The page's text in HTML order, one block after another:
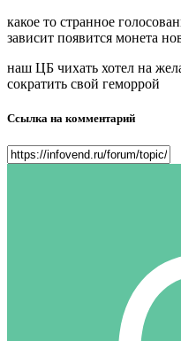
какое то странное
зависит появится монета
наш ЦБ чихать хотел на
сократить свой геморрой
Ссылка на комментарий